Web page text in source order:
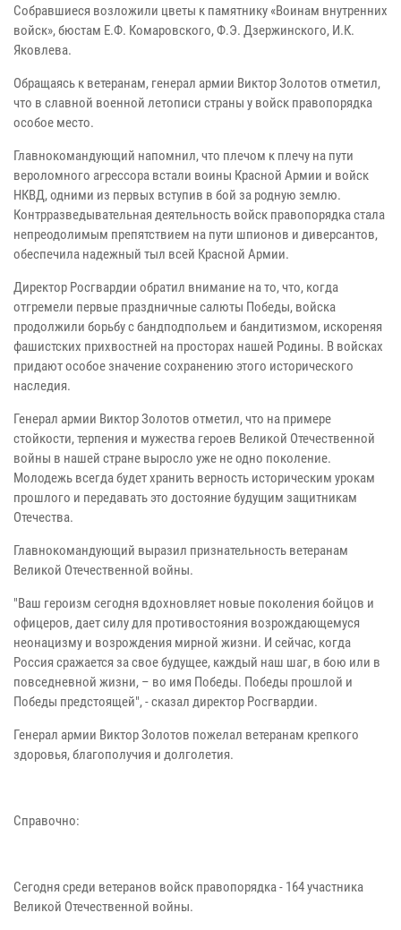
Собравшиеся возложили цветы к памятнику «Воинам внутренних
войск», бюстам Е.Ф. Комаровского, Ф.Э. Дзержинского, И.К.
Яковлева.
Обращаясь к ветеранам, генерал армии Виктор Золотов отметил,
что в славной военной летописи страны у войск правопорядка
особое место.
Главнокомандующий напомнил, что плечом к плечу на пути
вероломного агрессора встали воины Красной Армии и войск
НКВД, одними из первых вступив в бой за родную землю.
Контрразведывательная деятельность войск правопорядка стала
непреодолимым препятствием на пути шпионов и диверсантов,
обеспечила надежный тыл всей Красной Армии.
Директор Росгвардии обратил внимание на то, что, когда
отгремели первые праздничные салюты Победы, войска
продолжили борьбу с бандподпольем и бандитизмом, искореняя
фашистских прихвостней на просторах нашей Родины. В войсках
придают особое значение сохранению этого исторического
наследия.
Генерал армии Виктор Золотов отметил, что на примере
стойкости, терпения и мужества героев Великой Отечественной
войны в нашей стране выросло уже не одно поколение.
Молодежь всегда будет хранить верность историческим урокам
прошлого и передавать это достояние будущим защитникам
Отечества.
Главнокомандующий выразил признательность ветеранам
Великой Отечественной войны.
"Ваш героизм сегодня вдохновляет новые поколения бойцов и
офицеров, дает силу для противостояния возрождающемуся
неонацизму и возрождения мирной жизни. И сейчас, когда
Россия сражается за свое будущее, каждый наш шаг, в бою или в
повседневной жизни, – во имя Победы. Победы прошлой и
Победы предстоящей", - сказал директор Росгвардии.
Генерал армии Виктор Золотов пожелал ветеранам крепкого
здоровья, благополучия и долголетия.
Справочно:
Сегодня среди ветеранов войск правопорядка - 164 участника
Великой Отечественной войны.